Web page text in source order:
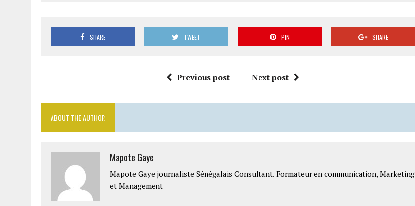
SHARE TWEET PIN SHARE
Previous post Next post
ABOUT THE AUTHOR
Mapote Gaye
Mapote Gaye journaliste Sénégalais Consultant. Formateur en communication, Marketing
et Management